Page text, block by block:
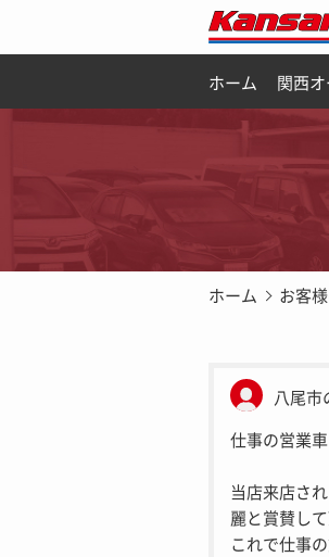
ホーム 関西
ホーム お客
八尾市
仕事の営業
当店来店さ
麗と賞賛し
これで仕事